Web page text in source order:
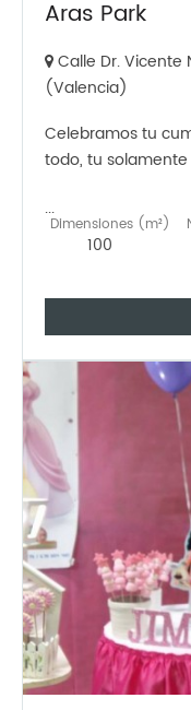
Aras Park
Calle Dr. Vicente
(Valencia)
Celebramos tu
todo, tu
...
Dimensiones (m²)
100